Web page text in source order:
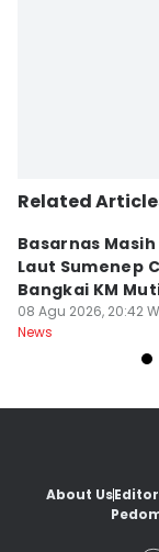
Related
Basarnas Masih
Laut Sumenep
Bangkai KM
Sentosa II
08 Agu 2026, 20:42
News
About Us